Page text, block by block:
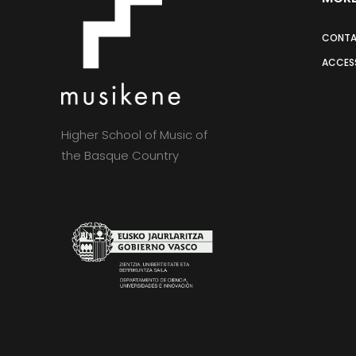
Higher School of Music of
the Basque Country